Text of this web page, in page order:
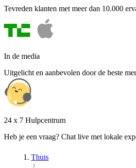
Tevreden klanten met meer dan 10.000
In de media
Uitgelicht en aanbevolen door de beste
24 x 7 Hulpcentrum
Heb je een vraag? Chat live met lokale
Thuis